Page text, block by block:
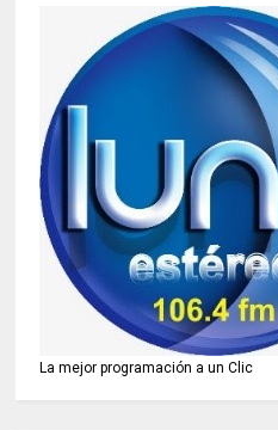
La mejor programación a un Clic